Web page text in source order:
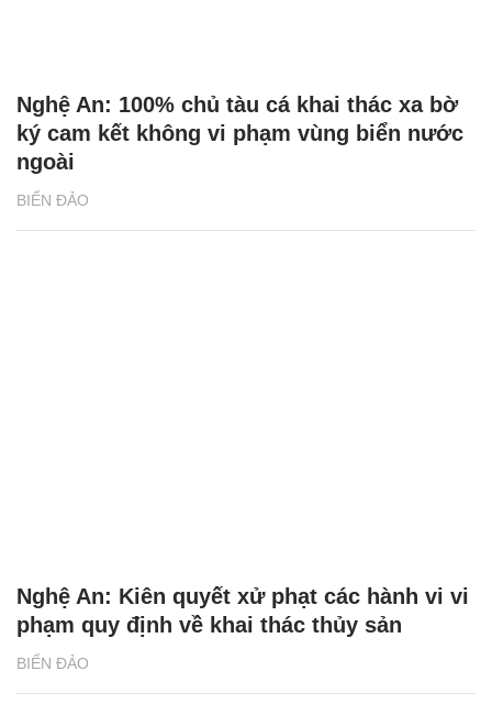
BIỂN ĐẢO
Nghệ An: 100% chủ tàu cá khai thác xa bờ
ký cam kết không vi phạm vùng biển nước
ngoài
BIỂN ĐẢO
Nghệ An: Kiên quyết xử phạt các hành vi vi
phạm quy định về khai thác thủy sản